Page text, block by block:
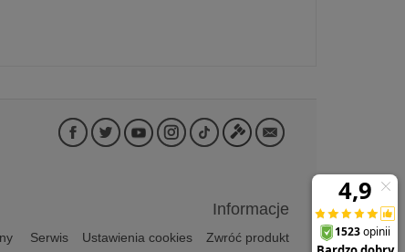
Informacje
Serwis Ustawienia cookies
Zwróć produkt